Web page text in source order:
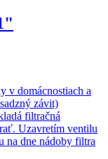
v domácnostiach a
závit)
filtračná
Uzavretím ventilu
na dne nádoby filtra